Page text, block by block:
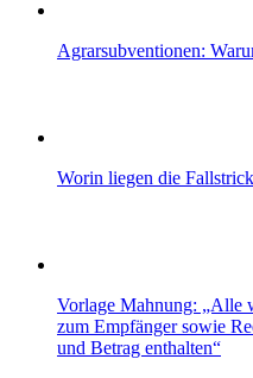
Agrarsubventionen:
Worin liegen die
Vorlage Mahnung: „Alle
zum Empfänger sowie
und Betrag enthalten“